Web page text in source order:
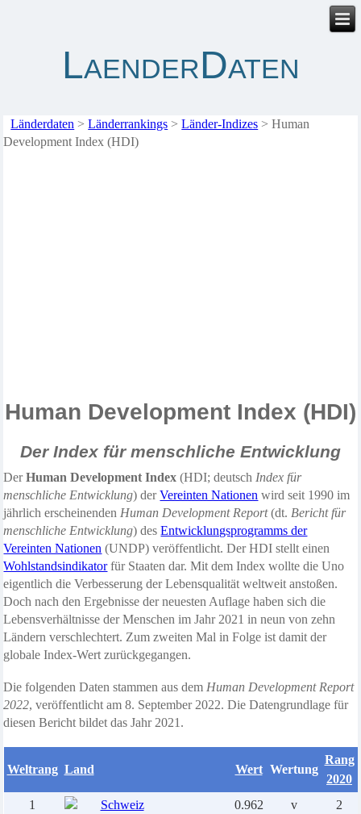
LaenderDaten
Länderdaten >Länderrankings >Länder-Indizes >Human
Development Index (HDI)
Human Development Index (HDI)
Der Index für menschliche Entwicklung
DerHuman Development Index (HDI; deutsch Index für
menschliche Entwicklung) derVereinten Nationen wird seit 1990 im
jährlich erscheinenden Human Development Report(dt. Bericht für
menschliche Entwicklung) desEntwicklungsprogramms der
Vereinten Nationen (UNDP) veröffentlicht. Der HDI stellt einen
Wohlstandsindikatorfür Staaten dar. Mit dem Index wollte die Uno
eigentlich die Verbesserung der Lebensqualität weltweit anstoßen.
Doch nach den Ergebnisse der neuesten Auflage haben sich die
Lebensverhältnisse der Menschen im Jahr 2021 in neun von zehn
Ländern verschlechtert. Zum zweiten Mal in Folge ist damit der
globale Index-Wert zurückgegangen.
Die folgenden Daten stammen aus demHuman Development Report
2022, veröffentlicht am 8. September 2022. Die Datengrundlage für
diesen Bericht bildet das Jahr 2021.
Weltrang Land Wert Wertung
Rang
2020
1
Schweiz 0.962 v
2